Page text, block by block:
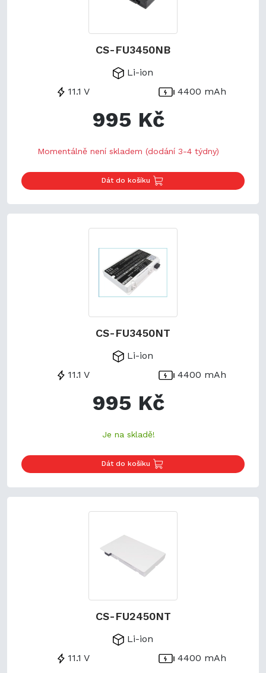
CS-FU3450NB
Li-ion
11.1 V
4400 mAh
995 Kč
Momentálně není skladem (dodání 3-4 týdny)
Dát do košíku
CS-FU3450NT
Li-ion
11.1 V
4400 mAh
995 Kč
Je na skladě!
Dát do košíku
CS-FU2450NT
Li-ion
11.1 V
4400 mAh